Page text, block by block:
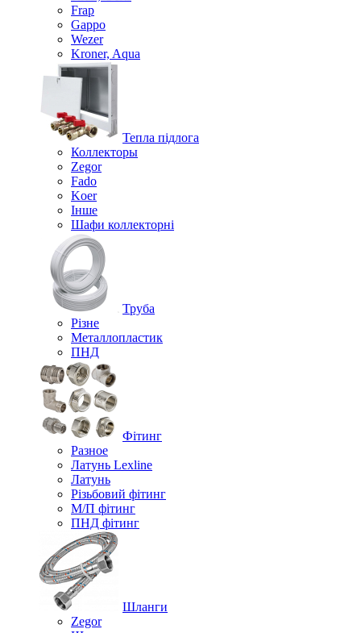
Frap
Gappo
Wezer
Kroner, Aqua
Тепла підлога
Коллекторы
Zegor
Fado
Koer
Інше
Шафи коллекторні
Труба
Різне
Металлопластик
ПНД
Фітинг
Разное
Латунь Lexline
Латунь
Різьбовий фітинг
М/П фітинг
ПНД фітинг
Шланги
Zegor